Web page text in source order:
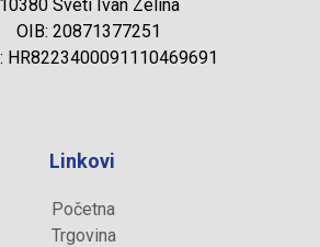
10380 Sveti Ivan Zelina
OIB: 20871377251
HR8223400091110469691
Linkovi
Početna
Trgovina